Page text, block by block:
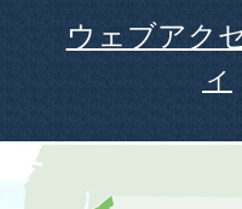
ウェブアク
ィ